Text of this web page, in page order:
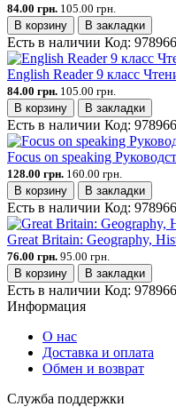
84.00 грн. 105.00 грн.
В корзину
В закладки
Есть в наличии Код:
English Reader 9 класс
84.00 грн. 105.00 грн.
В корзину
В закладки
Есть в наличии Код:
Focus on speaking
128.00 грн. 160.00 грн.
В корзину
В закладки
Есть в наличии Код:
Great Britain: Geography,
76.00 грн. 95.00 грн.
В корзину
В закладки
Есть в наличии Код:
Информация
О нас
Доставка и оплата
Обмен и возврат
Служба поддержки